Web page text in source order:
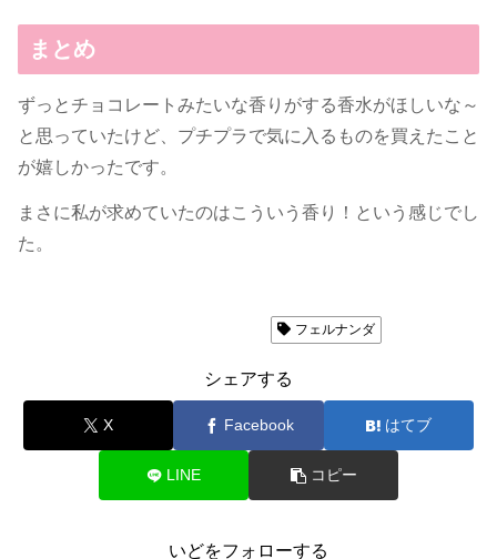
まとめ
ずっとチョコレートみたいな香りがする香水がほしいな～
と思っていたけど、プチプラで気に入るものを買えたこと
が嬉しかったです。
まさに私が求めていたのはこういう香り！という感じでし
た。
フェルナンダ
シェアする
X Facebook はてブ
LINE コピー
いどをフォローする